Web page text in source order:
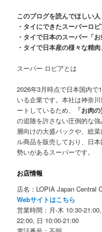
このブログを読んでほしい人
・タイにできたスーパーロ
・タイで日本のスーパー「
・タイで日本産の様々な精
スーパー ロピアとは
2026年3月時点で日本国内で
いる企業です。本社は神奈
ートしているため、
「お肉
の追随を許さない圧倒的な
層向けの大盛パックや、総
ル商品を販売しており、日
勢いがあるスーパーです。
お店情報
店名：LOPIA Japan Central
Webサイトはこちら
営業時間：月-木 10:30-
22:00, 日 10:00-21:00